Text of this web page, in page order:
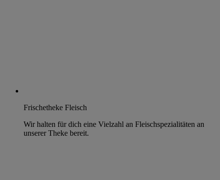
Frischetheke Fleisch
Wir halten für dich eine Vielzahl an Fleischspezialitäten an
unserer Theke bereit.